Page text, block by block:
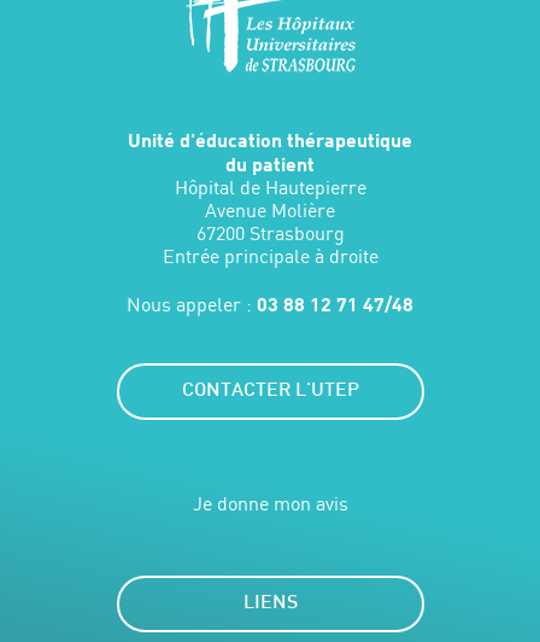
Unité d'éducation thérapeutique
du patient
Hôpital de Hautepierre
Avenue Molière
67200 Strasbourg
Entrée principale à droite
Nous appeler : 03 88 12 71 47/48
CONTACTER L'UTEP
Je donne mon avis
LIENS